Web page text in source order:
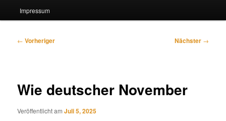
Impressum
Beitragsnavigation
← Vorheriger Nächster →
Wie deutscher November
Veröffentlicht amJuli 5, 2025